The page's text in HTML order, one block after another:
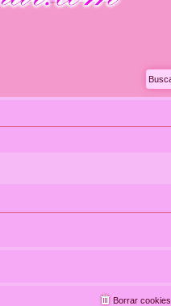
Borrar cookies